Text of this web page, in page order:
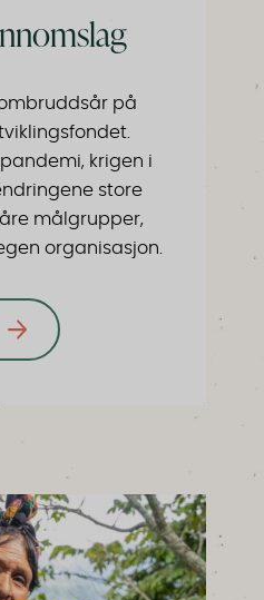
på
krigen i
store
målgrupper,
organisasjon.